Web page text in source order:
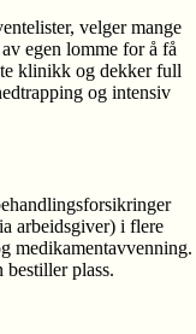
velger mange
egen lomme for å få
klinikk og dekker full
og intensiv
arbeidsgiver) i flere
medikamentavvenning.
bestiller plass.